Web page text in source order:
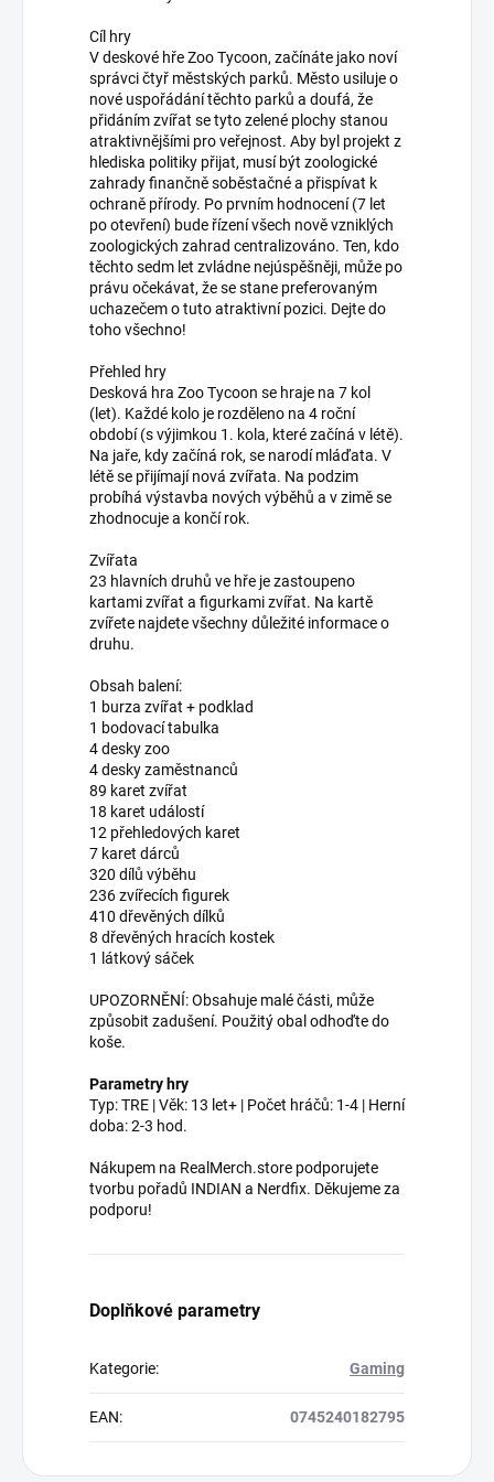
Cíl hry
V deskové hře Zoo Tycoon, začínáte jako noví
správci čtyř městských parků. Město usiluje o
nové uspořádání těchto parků a doufá, že
přidáním zvířat se tyto zelené plochy stanou
atraktivnějšími pro veřejnost. Aby byl projekt z
hlediska politiky přijat, musí být zoologické
zahrady finančně soběstačné a přispívat k
ochraně přírody. Po prvním hodnocení (7 let
po otevření) bude řízení všech nově vzniklých
zoologických zahrad centralizováno. Ten, kdo
těchto sedm let zvládne nejúspěšněji, může po
právu očekávat, že se stane preferovaným
uchazečem o tuto atraktivní pozici. Dejte do
toho všechno!
Přehled hry
Desková hra Zoo Tycoon se hraje na 7 kol
(let). Každé kolo je rozděleno na 4 roční
období (s výjimkou 1. kola, které začíná v létě).
Na jaře, kdy začíná rok, se narodí mláďata. V
létě se přijímají nová zvířata. Na podzim
probíhá výstavba nových výběhů a v zimě se
zhodnocuje a končí rok.
Zvířata
23 hlavních druhů ve hře je zastoupeno
kartami zvířat a figurkami zvířat. Na kartě
zvířete najdete všechny důležité informace o
druhu.
Obsah balení:
1 burza zvířat + podklad
1 bodovací tabulka
4 desky zoo
4 desky zaměstnanců
89 karet zvířat
18 karet událostí
12 přehledových karet
7 karet dárců
320 dílů výběhu
236 zvířecích figurek
410 dřevěných dílků
8 dřevěných hracích kostek
1 látkový sáček
UPOZORNĚNÍ: Obsahuje malé části, může
způsobit zadušení. Použitý obal odhoďte do
koše.
Parametry hry
Typ: TRE | Věk: 13 let+ | Počet hráčů: 1-4 | Herní
doba: 2-3 hod.
Nákupem na RealMerch.store podporujete
tvorbu pořadů INDIAN a Nerdfix. Děkujeme za
podporu!
Doplňkové parametry
Kategorie: Gaming
EAN: 0745240182795